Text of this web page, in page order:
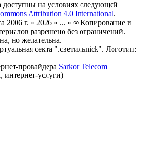
доступны на условиях следующей
Attribution 4.0 International.
2006 г. » 2026 » ... » ∞ Копирование и
разрешено без ограничений.
но желательна.
секта ".светильnick". Логотип:
провайдера Sarkor Telecom
интернет-услуги).